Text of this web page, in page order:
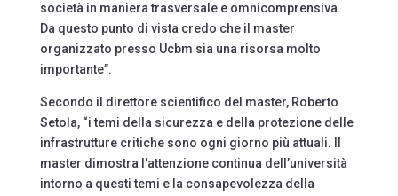
società in maniera trasversale e omnicomprensiva.
Da questo punto di vista credo che il master
organizzato presso Ucbm sia una risorsa molto
importante”.
Secondo il direttore scientifico del master, Roberto
Setola, “i temi della sicurezza e della protezione delle
infrastrutture critiche sono ogni giorno più attuali. Il
master dimostra l’attenzione continua dell’università
intorno a questi temi e la consapevolezza della